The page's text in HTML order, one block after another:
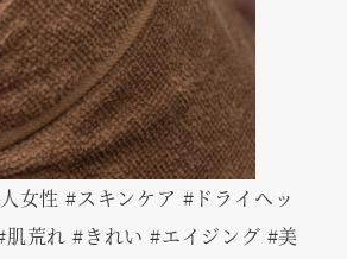
女性 #スキンケア #ドライヘッ
荒れ #きれい #エイジング #美